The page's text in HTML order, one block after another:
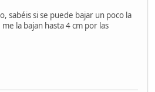
sabéis si se puede bajar un poco la
la bajan hasta 4 cm por las